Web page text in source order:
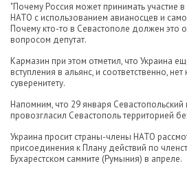
"Почему Россия может принимать участие
НАТО с использованием авианосцев и
Почему кто-то в Севастополе должен это
вопросом депутат.
Кармазин при этом отметил, что Украина
вступления в альянс, и соответственно,
суверенитету.
Напомним, что 29 января Севастопольский
провозгласил Севастополь территорией
Украина просит страны-члены НАТО
присоединения к Плану действий по
Бухарестском саммите (Румыния) в апреле.